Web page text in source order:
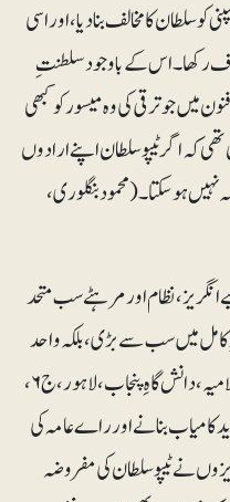
سلطان کا مخالف بنادیا، اور اسی
رکھا۔ اس کے باوجود سلطنتِ
میں جو ترقی کی وہ میسور کو کبھی
کہ اگر ٹیپو سلطان اپنے ارادوں
نہیں ہوسکتا۔(محمود بنگلوری،
نظام اور مرہٹے سب متحد
کامل میں سب سے بڑی، بلکہ واحد
رکاوٹ سمجھتے تھے (اُردو دائرہ معارف اسلامیہ، دانش گاہِ پنجاب، لاہور، ج۶،
کامیاب بنانے اور راے عامہ کی
نے ٹیپو سلطان کی مفروضہ